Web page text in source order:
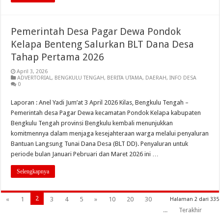
Pemerintah Desa Pagar Dewa Pondok
Kelapa Benteng Salurkan BLT Dana Desa
Tahap Pertama 2026
April 3, 2026
ADVERTORIAL, BENGKULU TENGAH, BERITA UTAMA, DAERAH,INFO DESA
0
Laporan : Anel Yadi Jum’at 3 April 2026 Kilas, Bengkulu Tengah –
Pemerintah desa Pagar Dewa kecamatan Pondok Kelapa kabupaten
Bengkulu Tengah provinsi Bengkulu kembali menunjukkan
komitmennya dalam menjaga kesejahteraan warga melalui penyaluran
Bantuan Langsung Tunai Dana Desa (BLT DD). Penyaluran untuk
periode bulan Januari Pebruari dan Maret 2026 ini …
Selengkapnya
Halaman 2 dari 335
« 1 2 3 4 5 » 10 20
30
...
Terakhir